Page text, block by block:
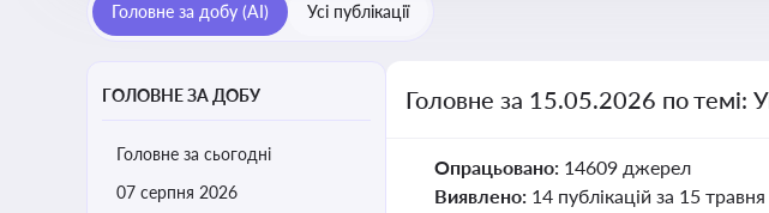
Головне за добу (AI) Усі публікації
ГОЛОВНЕ ЗА ДОБУ
Головне за сьогодні
07 серпня 2026
Головне за 15.05.2026 по темі:
Опрацьовано: 14609 джерел
Виявлено: 14 публікацій за 15 травня